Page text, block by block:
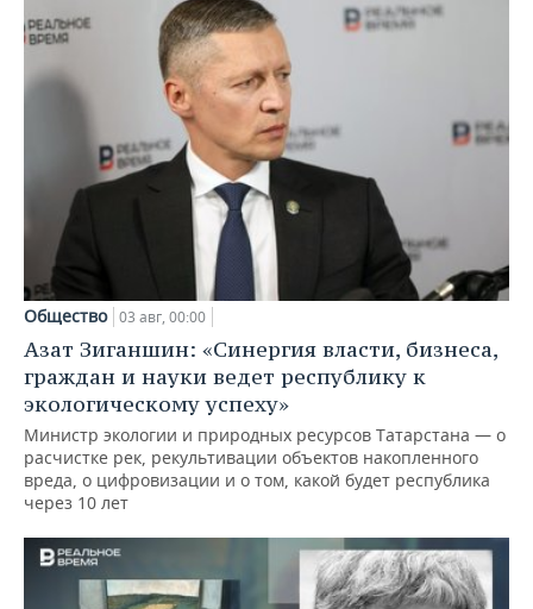
Общество 03 авг, 00:00
Азат Зиганшин: «Синергия власти, бизнеса,
граждан и науки ведет республику к
экологическому успеху»
Министр экологии и природных ресурсов Татарстана — о
расчистке рек, рекультивации объектов накопленного
вреда, о цифровизации и о том, какой будет республика
через 10 лет